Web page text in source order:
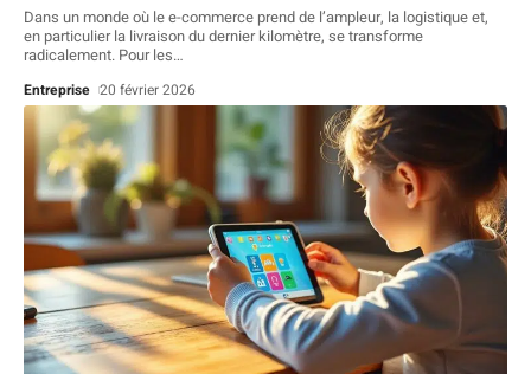
Dans un monde où le e-commerce prend de l’ampleur, la logistique et,
en particulier la livraison du dernier kilomètre, se transforme
radicalement. Pour les…
Entreprise 20 février 2026